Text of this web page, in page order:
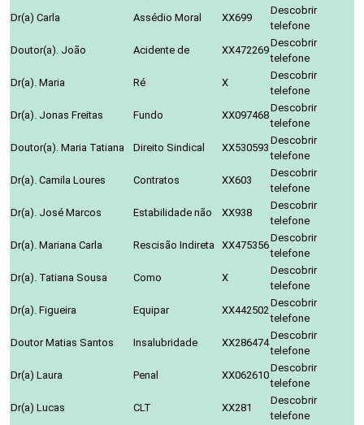
Dr(a) Carla
Assédio Moral XX699
Descobrir
telefone
Doutor(a). João
Acidente de XX472269
Descobrir
telefone
Dr(a). Maria
Ré X
Descobrir
telefone
Dr(a). Jonas Freitas
Fundo XX097468
Descobrir
telefone
Doutor(a). Maria Tatiana
Direito Sindical XX530593
Descobrir
telefone
Dr(a). Camila Loures
Contratos XX603
Descobrir
telefone
Dr(a). José Marcos
Estabilidade não XX938
Descobrir
telefone
Dr(a). Mariana Carla
Rescisão Indireta XX475356
Descobrir
telefone
Dr(a). Tatiana Sousa
Como X
Descobrir
telefone
Dr(a). Figueira
Equipar XX442502
Descobrir
telefone
Doutor Matias Santos
Insalubridade XX286474
Descobrir
telefone
Dr(a) Laura
Penal XX062610
Descobrir
telefone
Dr(a) Lucas
CLT XX281
Descobrir
telefone